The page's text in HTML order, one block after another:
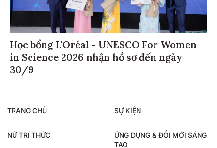
Học bổng L'Oréal - UNESCO For Women
in Science 2026 nhận hồ sơ đến ngày
30/9
TRANG CHỦ SỰ KIỆN
NỮ TRÍ THỨC
ỨNG DỤNG & ĐỔI MỚI SÁNG
TẠO